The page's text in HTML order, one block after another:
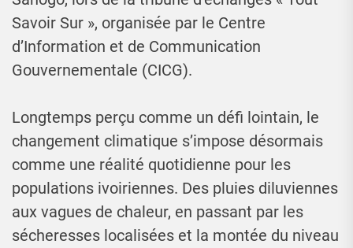
Savoir Sur », organisée par le Centre
d’Information et de Communication
Gouvernementale (CICG).
Longtemps perçu comme un défi lointain, le
changement climatique s’impose désormais
comme une réalité quotidienne pour les
populations ivoiriennes. Des pluies diluviennes
aux vagues de chaleur, en passant par les
sécheresses localisées et la montée du niveau